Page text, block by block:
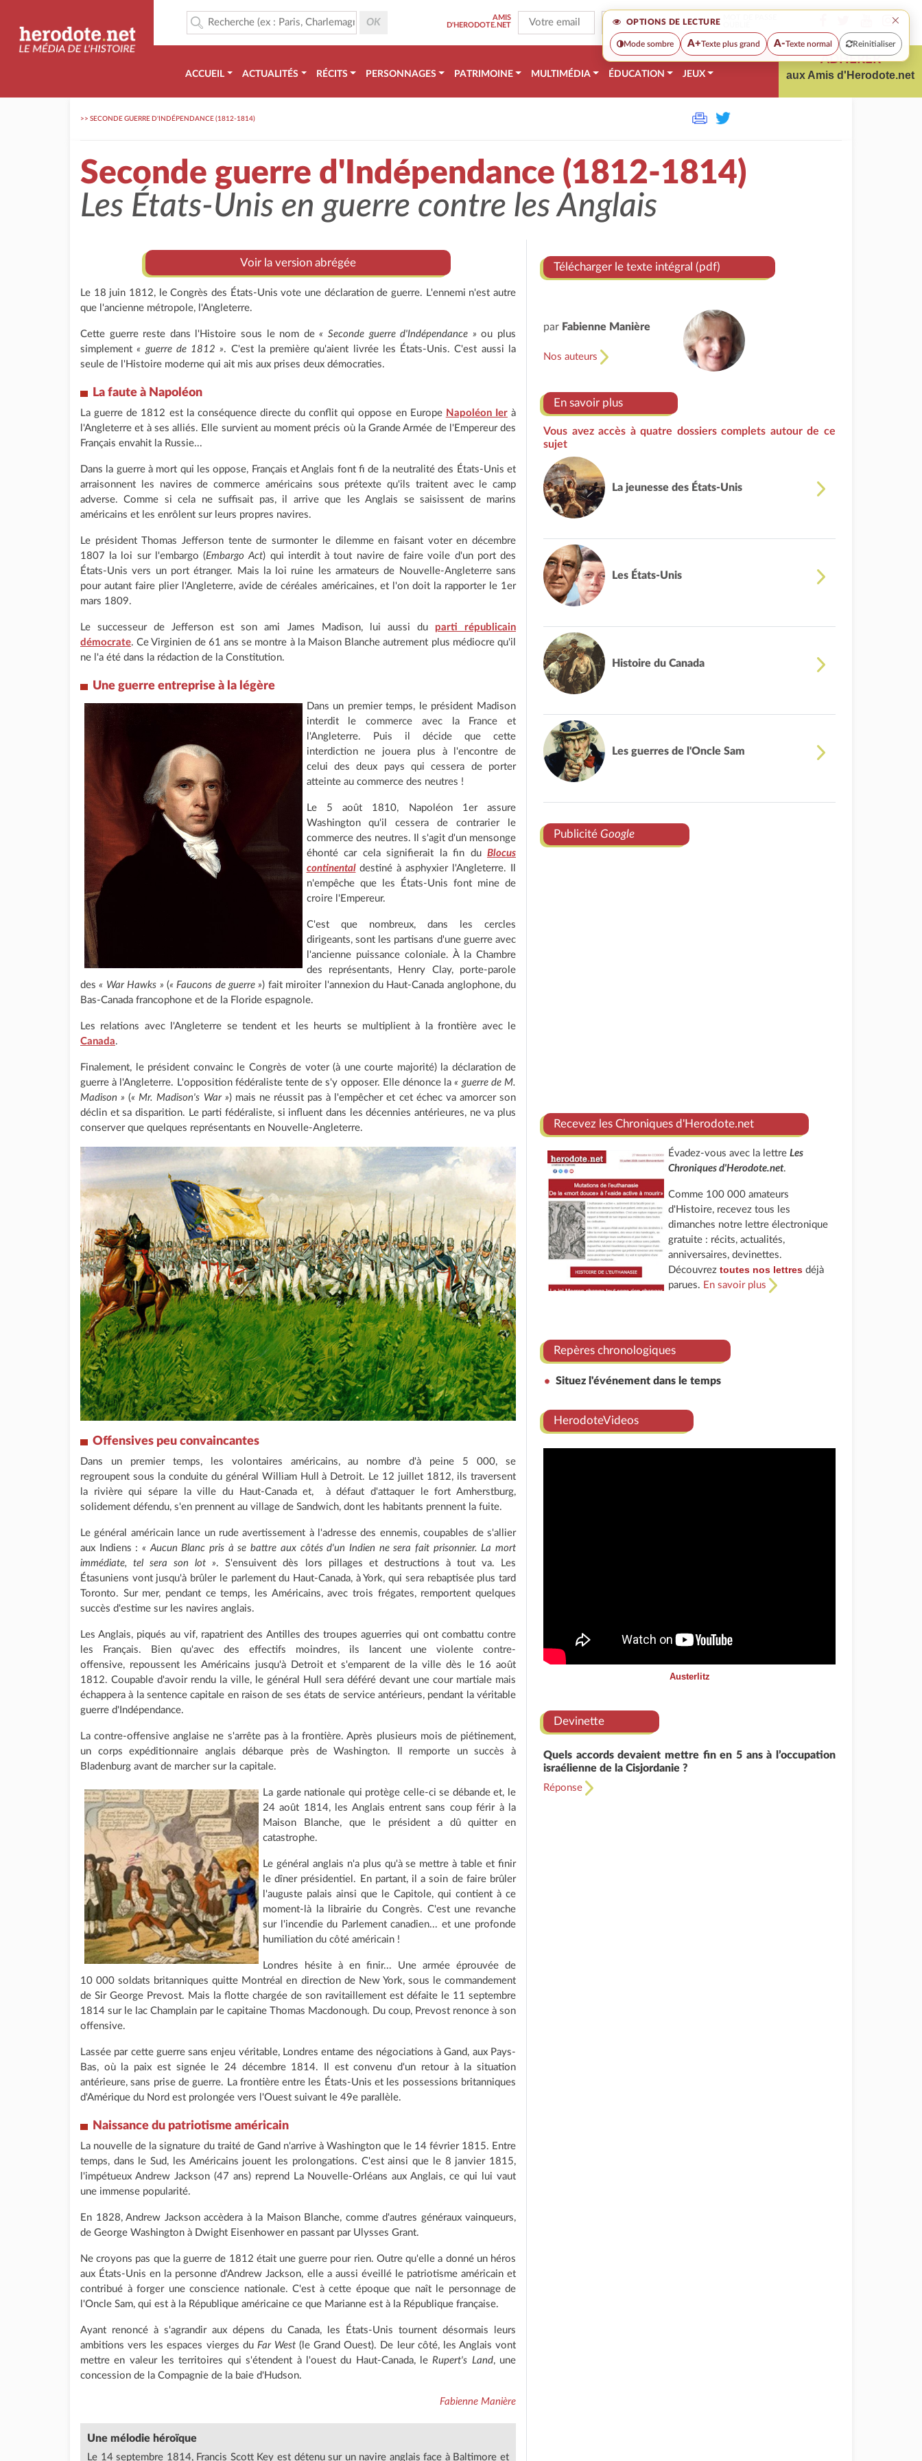
OPTIONS DE LECTURE ×
Mode sombre A+Texte plus grand A-Texte normal Reinitialiser
AMIS
D'HERODOTE.NET
ACCUEIL ACTUALITÉS RÉCITS PERSONNAGES PATRIMOINE MULTIMÉDIA ÉDUCATION JEUX
ADHÉRER
aux Amis d'Herodote.net
>> SECONDE GUERRE D'INDÉPENDANCE (1812-1814)
Seconde guerre d'Indépendance (1812-1814)
Les États-Unis en guerre contre les Anglais
Voir la version abrégée
Le 18 juin 1812, le Congrès des États-Unis vote une déclaration de guerre. L'ennemi n'est autre
que l'ancienne métropole, l'Angleterre.
Cette guerre reste dans l'Histoire sous le nom de« Seconde guerre d'Indépendance » ou plus
simplement« guerre de 1812 ». C'est la première qu'aient livrée les États-Unis. C'est aussi la
seule de l'Histoire moderne qui ait mis aux prises deux démocraties.
La faute à Napoléon
La guerre de 1812 est la conséquence directe du conflit qui oppose en Europe Napoléon Ierà
l'Angleterre et à ses alliés. Elle survient au moment précis où la Grande Armée de l'Empereur des
Français envahit la Russie...
Dans la guerre à mort qui les oppose, Français et Anglais font fi de la neutralité des États-Unis et
arraisonnent les navires de commerce américains sous prétexte qu'ils traitent avec le camp
adverse. Comme si cela ne suffisait pas, il arrive que les Anglais se saisissent de marins
américains et les enrôlent sur leurs propres navires.
Le président Thomas Jefferson tente de surmonter le dilemme en faisant voter en décembre
1807 la loi sur l'embargo (Embargo Act) qui interdit à tout navire de faire voile d'un port des
États-Unis vers un port étranger. Mais la loi ruine les armateurs de Nouvelle-Angleterre sans
pour autant faire plier l'Angleterre, avide de céréales américaines, et l'on doit la rapporter le 1er
mars 1809.
Le successeur de Jefferson est son ami James Madison, lui aussi du parti républicain
démocrate. Ce Virginien de 61 ans se montre à la Maison Blanche autrement plus médiocre qu'il
ne l'a été dans la rédaction de la Constitution.
Une guerre entreprise à la légère
Dans un premier temps, le président Madison
interdit le commerce avec la France et
l'Angleterre. Puis il décide que cette
interdiction ne jouera plus à l'encontre de
celui des deux pays qui cessera de porter
atteinte au commerce des neutres !
Le 5 août 1810, Napoléon 1er assure
Washington qu'il cessera de contrarier le
commerce des neutres. Il s'agit d'un mensonge
éhonté car cela signifierait la fin du Blocus
continentaldestiné à asphyxier l'Angleterre. Il
n'empêche que les États-Unis font mine de
croire l'Empereur.
C'est que nombreux, dans les cercles
dirigeants, sont les partisans d'une guerre avec
l'ancienne puissance coloniale. À la Chambre
des représentants, Henry Clay, porte-parole
des« War Hawks » (« Faucons de guerre ») fait miroiter l'annexion du Haut-Canada anglophone, du
Bas-Canada francophone et de la Floride espagnole.
Les relations avec l'Angleterre se tendent et les heurts se multiplient à la frontière avec le
Canada.
Finalement, le président convainc le Congrès de voter (à une courte majorité) la déclaration de
guerre à l'Angleterre. L'opposition fédéraliste tente de s'y opposer. Elle dénonce la« guerre de M.
Madison » (« Mr. Madison's War ») mais ne réussit pas à l'empêcher et cet échec va amorcer son
déclin et sa disparition. Le parti fédéraliste, si influent dans les décennies antérieures, ne va plus
conserver que quelques représentants en Nouvelle-Angleterre.
Offensives peu convaincantes
Dans un premier temps, les volontaires américains, au nombre d'à peine 5 000, se
regroupent sous la conduite du général William Hull à Detroit. Le 12 juillet 1812, ils traversent
la rivière qui sépare la ville du Haut-Canada et, à défaut d'attaquer le fort Amherstburg,
solidement défendu, s'en prennent au village de Sandwich, dont les habitants prennent la fuite.
Le général américain lance un rude avertissement à l'adresse des ennemis, coupables de s'allier
aux Indiens :« Aucun Blanc pris à se battre aux côtés d'un Indien ne sera fait prisonnier. La mort
immédiate, tel sera son lot ». S'ensuivent dès lors pillages et destructions à tout va. Les
Étasuniens vont jusqu'à brûler le parlement du Haut-Canada, à York, qui sera rebaptisée plus tard
Toronto. Sur mer, pendant ce temps, les Américains, avec trois frégates, remportent quelques
succès d'estime sur les navires anglais.
Les Anglais, piqués au vif, rapatrient des Antilles des troupes aguerries qui ont combattu contre
les Français. Bien qu'avec des effectifs moindres, ils lancent une violente contre-
offensive, repoussent les Américains jusqu'à Detroit et s'emparent de la ville dès le 16 août
1812. Coupable d'avoir rendu la ville, le général Hull sera déféré devant une cour martiale mais
échappera à la sentence capitale en raison de ses états de service antérieurs, pendant la véritable
guerre d'Indépendance.
La contre-offensive anglaise ne s'arrête pas à la frontière. Après plusieurs mois de piétinement,
un corps expéditionnaire anglais débarque près de Washington. Il remporte un succès à
Bladenburg avant de marcher sur la capitale.
La garde nationale qui protège celle-ci se débande et, le
24 août 1814, les Anglais entrent sans coup férir à la
Maison Blanche, que le président a dû quitter en
catastrophe.
Le général anglais n'a plus qu'à se mettre à table et finir
le dîner présidentiel. En partant, il a soin de faire brûler
l'auguste palais ainsi que le Capitole, qui contient à ce
moment-là la librairie du Congrès. C'est une revanche
sur l'incendie du Parlement canadien... et une profonde
humiliation du côté américain !
Londres hésite à en finir... Une armée éprouvée de
10 000 soldats britanniques quitte Montréal en direction de New York, sous le commandement
de Sir George Prevost. Mais la flotte chargée de son ravitaillement est défaite le 11 septembre
1814 sur le lac Champlain par le capitaine Thomas Macdonough. Du coup, Prevost renonce à son
offensive.
Lassée par cette guerre sans enjeu véritable, Londres entame des négociations à Gand, aux Pays-
Bas, où la paix est signée le 24 décembre 1814. Il est convenu d'un retour à la situation
antérieure, sans prise de guerre. La frontière entre les États-Unis et les possessions britanniques
d'Amérique du Nord est prolongée vers l'Ouest suivant le 49e parallèle.
Naissance du patriotisme américain
La nouvelle de la signature du traité de Gand n'arrive à Washington que le 14 février 1815. Entre
temps, dans le Sud, les Américains jouent les prolongations. C'est ainsi que le 8 janvier 1815,
l'impétueux Andrew Jackson (47 ans) reprend La Nouvelle-Orléans aux Anglais, ce qui lui vaut
une immense popularité.
En 1828, Andrew Jackson accèdera à la Maison Blanche, comme d'autres généraux vainqueurs,
de George Washington à Dwight Eisenhower en passant par Ulysses Grant.
Ne croyons pas que la guerre de 1812 était une guerre pour rien. Outre qu'elle a donné un héros
aux États-Unis en la personne d'Andrew Jackson, elle a aussi éveillé le patriotisme américain et
contribué à forger une conscience nationale. C'est à cette époque que naît le personnage de
l'Oncle Sam, qui est à la République américaine ce que Marianne est à la République française.
Ayant renoncé à s'agrandir aux dépens du Canada, les États-Unis tournent désormais leurs
ambitions vers les espaces vierges du Far West(le Grand Ouest). De leur côté, les Anglais vont
mettre en valeur les territoires qui s'étendent à l'ouest du Haut-Canada, le Rupert's Land, une
concession de la Compagnie de la baie d'Hudson.
Fabienne Manière
Une mélodie héroïque
Le 14 septembre 1814, Francis Scott Key est détenu sur un navire anglais face à Baltimore et
Télécharger le texte intégral (pdf)
par Fabienne Manière
Nos auteurs
En savoir plus
Vous avez accès à quatre dossiers complets autour de ce
sujet
La jeunesse des États-Unis
Les États-Unis
Histoire du Canada
Les guerres de l'Oncle Sam
Publicité Google
Recevez les Chroniques d'Herodote.net
Évadez-vous avec la lettreLes
Chroniques d'Herodote.net.
Comme 100 000 amateurs
d'Histoire, recevez tous les
dimanches notre lettre électronique
gratuite : récits, actualités,
anniversaires, devinettes.
Découvreztoutes nos lettres déjà
parues. En savoir plus
Repères chronologiques
Situez l'événement dans le temps
HerodoteVideos
Austerlitz
Devinette
Quels accords devaient mettre fin en 5 ans à l’occupation
israélienne de la Cisjordanie ?
Réponse